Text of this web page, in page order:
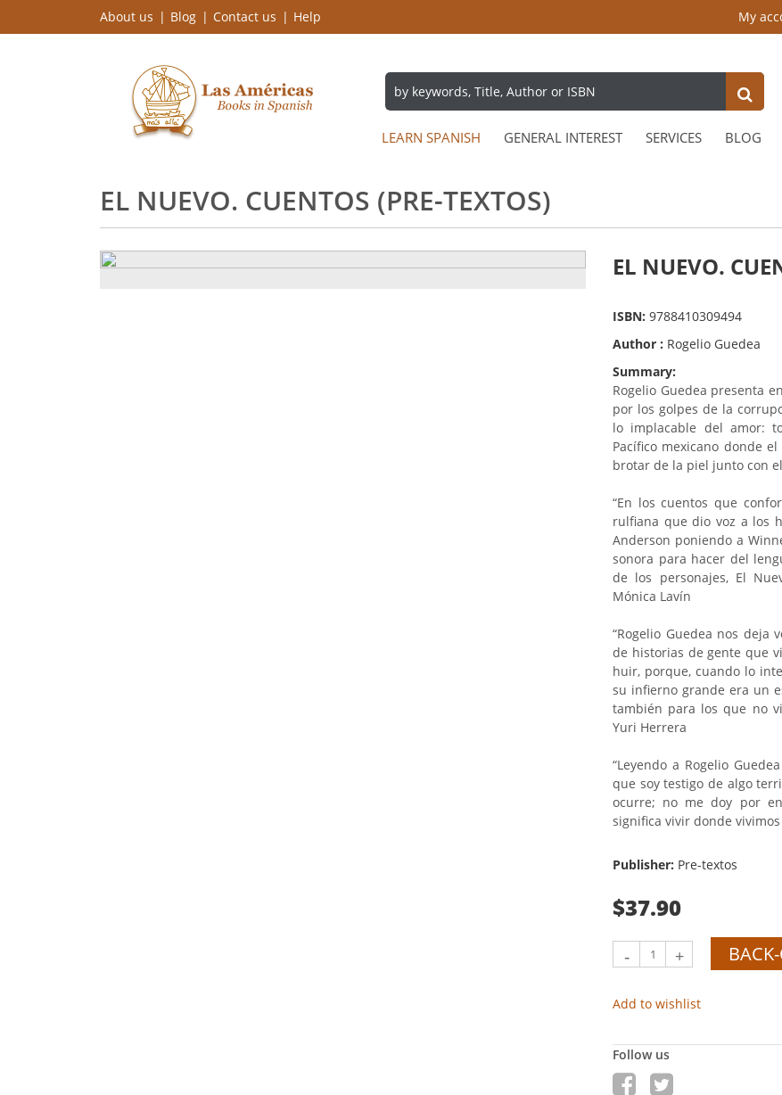
About us Blog Contact us Help My
LEARN SPANISH GENERAL INTEREST SERVICES BLOG
EL NUEVO. CUENTOS (PRE-TEXTOS)
EL NUEVO.
ISBN: 9788410309494
Author : Rogelio Guedea
Summary:
Rogelio Guedea presenta
por los golpes de la
lo implacable del amor:
Pacífico mexicano donde
brotar de la piel junto con
“En los cuentos que
rulfiana que dio voz a los
Anderson poniendo a
sonora para hacer del
de los personajes, El
Mónica Lavín
“Rogelio Guedea nos
de historias de gente que
huir, porque, cuando lo
su infierno grande era un
también para los que no
Yuri Herrera
“Leyendo a Rogelio
que soy testigo de algo
ocurre; no me doy por
significa vivir donde vivimos
Publisher: Pre-textos
$37.90
- +
Add to wishlist
Follow us